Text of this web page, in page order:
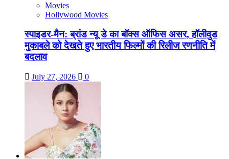
Movies
Hollywood Movies
स्पाइडर-मैन: ब्रांड न्यू डे का बॉक्स ऑफिस असर, हॉलीवुड
मुकाबले को देखते हुए भारतीय फिल्मों की रिलीज रणनीति में
बदलाव
July 27, 2026 0